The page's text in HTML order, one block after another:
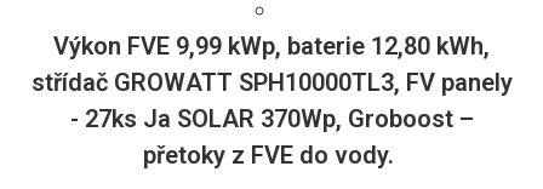
Výkon FVE 9,99 kWp, baterie 12,80 kWh,
střídač GROWATT SPH10000TL3, FV panely
- 27ks Ja SOLAR 370Wp, Groboost –
přetoky z FVE do vody.